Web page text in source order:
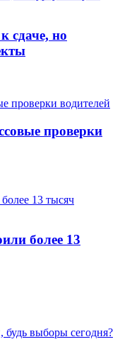
сдаче, но
проверки
более 13
выборы сегодня?